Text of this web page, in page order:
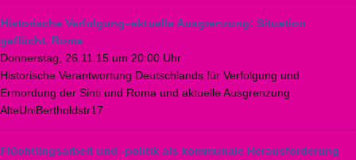
Historische Verfolgung–aktuelle Ausgrenzung: Situation
geflücht. Roma
Donnerstag, 26.11.15 um 20:00 Uhr
Historische Verantwortung Deutschlands für Verfolgung und
Ermordung der Sinti und Roma und aktuelle Ausgrenzung
AlteUniBertholdstr17
Flüchtlingsarbeit und -politik als kommunale Herausforderung